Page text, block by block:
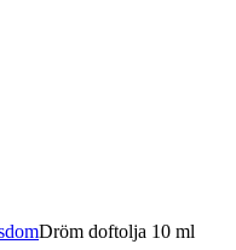
Dröm doftolja 10 ml